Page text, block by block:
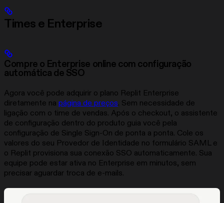
Times e Enterprise
Compre o Enterprise online com configuração
automática de SSO
Agora você pode adquirir o plano Replit Enterprise
diretamente na página de preços. Sem necessidade de
ligação com o time de vendas. Após o checkout, o assistente
de configuração dentro do produto guia você pela
configuração de Single Sign-On de ponta a ponta. Cole os
valores do seu Provedor de Identidade no formulário SAML e
o Replit provisiona sua conexão SSO automaticamente. Sua
equipe pode estar ativa no Enterprise em minutos, sem
precisar aguardar troca de e-mails.